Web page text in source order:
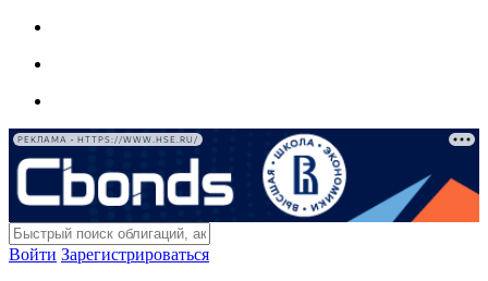
РЕКЛАМА • HTTPS://WWW.HSE.RU/
Войти Зарегистрироваться